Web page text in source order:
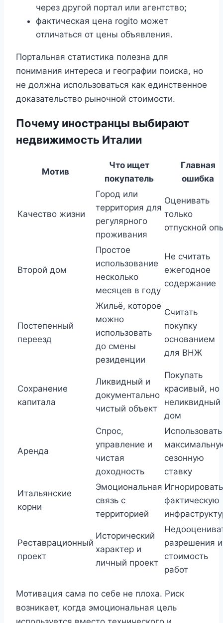
через другой портал или агентство;
фактическая цена rogito может
отличаться от цены объявления.
Портальная статистика полезна для
понимания интереса и географии поиска, но
не должна использоваться как единственное
доказательство рыночной стоимости.
Почему иностранцы выбирают
недвижимость Италии
Мотив
Что ищет
покупатель
Главная
ошибка
Качество жизни
Город или
территория для
регулярного
проживания
Оценивать
только
отпускной
Второй дом
Простое
использование
несколько
месяцев в году
Не считать
ежегодное
содержание
Постепенный
переезд
Жильё, которое
можно
использовать
до смены
резиденции
Считать
покупку
основанием
для ВНЖ
Сохранение
капитала
Ликвидный и
документально
чистый объект
Покупать
красивый, но
неликвидный
дом
Аренда
Спрос,
управление и
чистая
доходность
Использовать
сезонную
ставку
Итальянские
корни
Эмоциональная
связь с
территорией
Игнорировать
фактическую
Реставрационный
проект
Исторический
характер и
личный проект
разрешения и
стоимость
работ
Мотивация сама по себе не плоха. Риск
возникает, когда эмоциональная цель